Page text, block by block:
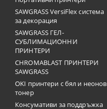
SAWGRASS VersiFlex система
за декорация
SAWGRASS ГЕЛ-
СУБЛИМАЦИОННИ
ПРИНТЕРИ
CHROMABLAST ПРИНТЕРИ
SAWGRASS
OKI принтери с бял и неонов
тонер
Консумативи за поддръжка